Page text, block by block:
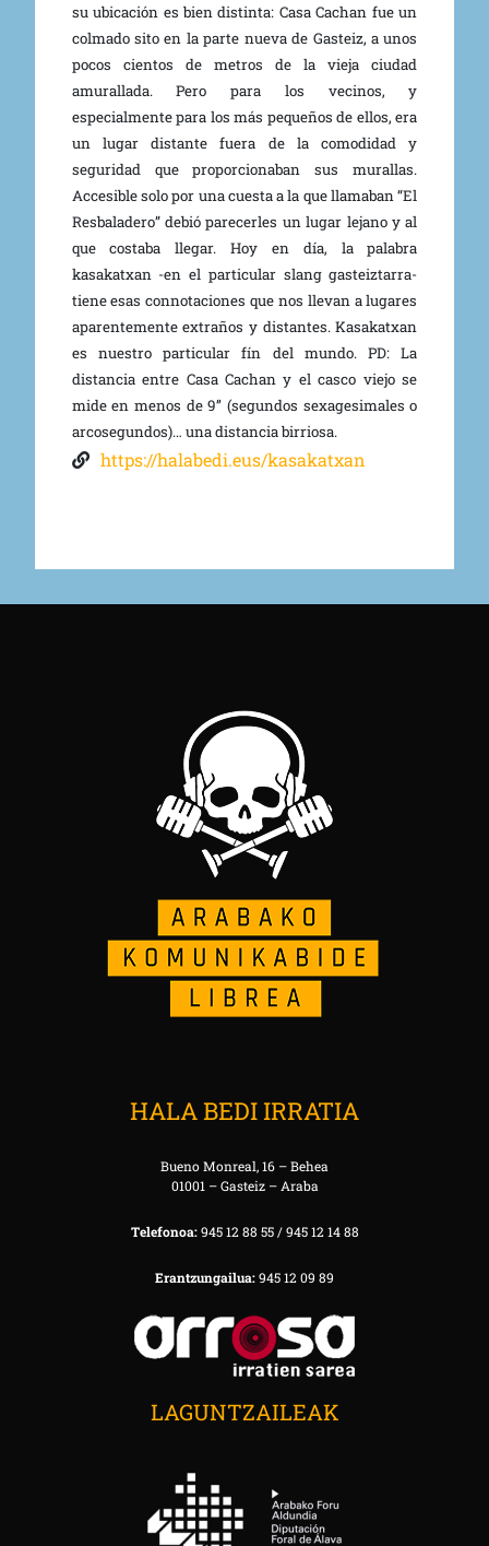
su ubicación es bien distinta: Casa Cachan fue un
colmado sito en la parte nueva de Gasteiz, a unos
pocos cientos de metros de la vieja ciudad
amurallada. Pero para los vecinos, y
especialmente para los más pequeños de ellos, era
un lugar distante fuera de la comodidad y
seguridad que proporcionaban sus murallas.
Accesible solo por una cuesta a la que llamaban “El
Resbaladero” debió parecerles un lugar lejano y al
que costaba llegar. Hoy en día, la palabra
kasakatxan -en el particular slang gasteiztarra-
tiene esas connotaciones que nos llevan a lugares
aparentemente extraños y distantes. Kasakatxan
es nuestro particular fín del mundo. PD: La
distancia entre Casa Cachan y el casco viejo se
mide en menos de 9’’ (segundos sexagesimales o
arcosegundos)… una distancia birriosa.
https://halabedi.eus/kasakatxan
HALA BEDI IRRATIA
Bueno Monreal, 16 – Behea
01001 – Gasteiz – Araba
Telefonoa:945 12 88 55 / 945 12 14 88
Erantzungailua:945 12 09 89
LAGUNTZAILEAK